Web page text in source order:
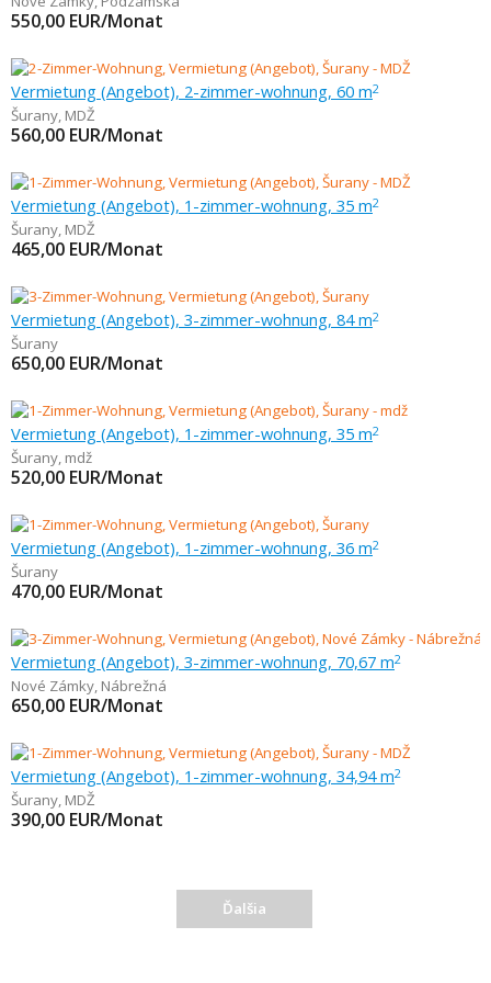
550,00 EUR/Monat
Vermietung (Angebot), 2-zimmer-wohnung, 60 m2
Šurany, MDŽ
560,00 EUR/Monat
Vermietung (Angebot), 1-zimmer-wohnung, 35 m2
Šurany, MDŽ
465,00 EUR/Monat
Vermietung (Angebot), 3-zimmer-wohnung, 84 m2
Šurany
650,00 EUR/Monat
Vermietung (Angebot), 1-zimmer-wohnung, 35 m2
Šurany, mdž
520,00 EUR/Monat
Vermietung (Angebot), 1-zimmer-wohnung, 36 m2
Šurany
470,00 EUR/Monat
Vermietung (Angebot), 3-zimmer-wohnung, 70,67 m2
Nové Zámky, Nábrežná
650,00 EUR/Monat
Vermietung (Angebot), 1-zimmer-wohnung, 34,94 m2
Šurany, MDŽ
390,00 EUR/Monat
Ďalšia